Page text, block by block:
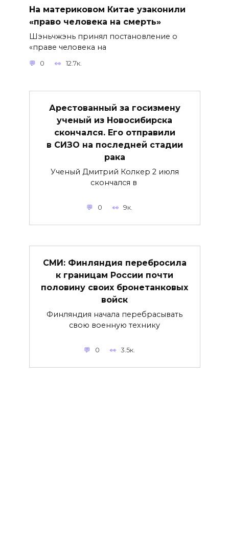
На материковом Китае узаконили
«право человека на смерть»
Шэньчжэнь принял постановление о
«праве человека на
0 12.7к.
Арестованный за госизмену
ученый из Новосибирска
скончался. Его отправили
в СИЗО на последней стадии
рака
Ученый Дмитрий Колкер 2 июля
скончался в
0 9к.
СМИ: Финляндия перебросила
к границам России почти
половину своих бронетанковых
войск
Финляндия начала перебрасывать
свою военную технику
0 3.5к.